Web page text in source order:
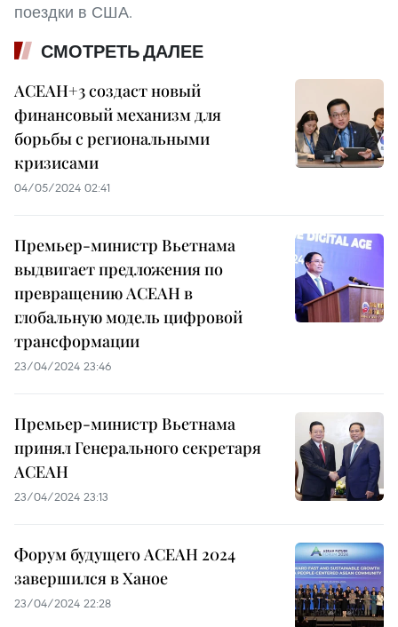
поездки в США.
СМОТРЕТЬ ДАЛЕЕ
АСЕАН+3 создаст новый
финансовый механизм для
борьбы с региональными
кризисами
04/05/2024 02:41
Премьер-министр Вьетнама
выдвигает предложения по
превращению АСЕАН в
глобальную модель цифровой
трансформации
23/04/2024 23:46
Премьер-министр Вьетнама
принял Генерального секретаря
АСЕАН
23/04/2024 23:13
Форум будущего АСЕАН 2024
завершился в Ханое
23/04/2024 22:28